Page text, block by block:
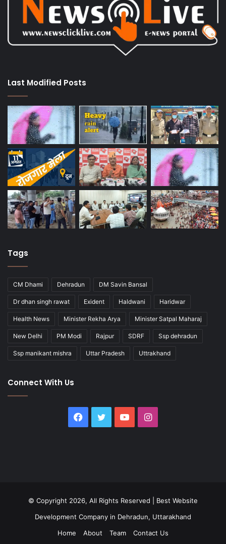
Last Modified Posts
Tags
CM Dhami Dehradun DM Savin Bansal
Dr dhan singh rawat Exident Haldwani Haridwar
Health News Minister Rekha Arya Minister Satpal Maharaj
New Delhi PM Modi Rajpur SDRF Ssp dehradun
Ssp manikant mishra Uttar Pradesh Uttrakhand
Connect With Us
Facebook
Twitter YouTubeInstagram
© Copyright 2026, All Rights Reserved | Best Website
Development Company in Dehradun, Uttarakhand
Home
About Team Contact Us